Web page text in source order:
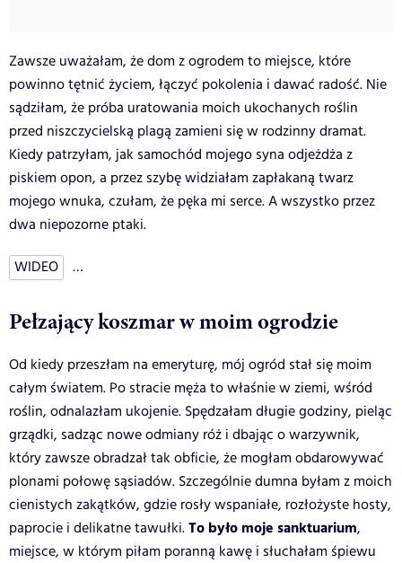
Zawsze uważałam, że dom z ogrodem to miejsce, które
powinno tętnić życiem, łączyć pokolenia i dawać radość. Nie
sądziłam, że próba uratowania moich ukochanych roślin
przed niszczycielską plagą zamieni się w rodzinny dramat.
Kiedy patrzyłam, jak samochód mojego syna odjeżdża z
piskiem opon, a przez szybę widziałam zapłakaną twarz
mojego wnuka, czułam, że pęka mi serce. A wszystko przez
dwa niepozorne ptaki.
WIDEO …
Pełzający koszmar w moim ogrodzie
Od kiedy przeszłam na emeryturę, mój ogród stał się moim
całym światem. Po stracie męża to właśnie w ziemi, wśród
roślin, odnalazłam ukojenie. Spędzałam długie godziny, pieląc
grządki, sadząc nowe odmiany róż i dbając o warzywnik,
który zawsze obradzał tak obficie, że mogłam obdarowywać
plonami połowę sąsiadów. Szczególnie dumna byłam z moich
cienistych zakątków, gdzie rosły wspaniałe, rozłożyste hosty,
paprocie i delikatne tawułki.To było moje sanktuarium,
miejsce, w którym piłam poranną kawę i słuchałam śpiewu